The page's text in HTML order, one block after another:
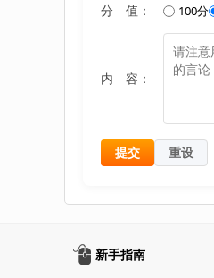
分 值： 100分
内 容：
提交 重设
新手指南